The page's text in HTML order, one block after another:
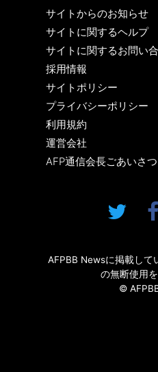
サイトからのお知らせ
サイトに関するヘルプ
サイトに関するお問い
採用情報
サイトポリシー
プライバシーポリシー
利用規約
運営会社
AFP通信会長ごあいさつ
AFPBB Newsに掲載して
の無断使用を
©